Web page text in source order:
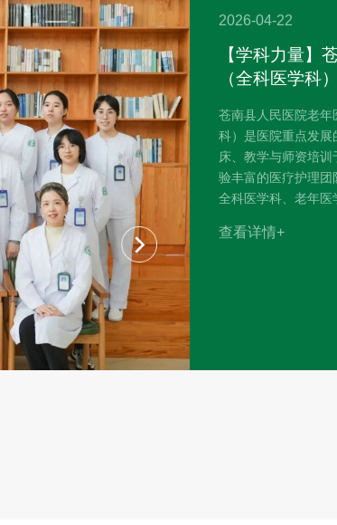
2026-04-22
【学科力量】
（全科医学科
苍南县人民医院老年
科）是医院重点发展
床、教学与师资培
验丰富的医疗护理团
全科医学科、老年医
诊。开放床位20张，
查看详情+